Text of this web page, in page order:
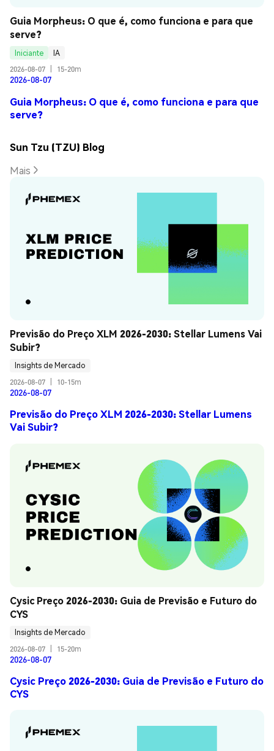
Guia Morpheus: O que é, como funciona e para que
serve?
Iniciante
IA
2026-08-07
15-20m
2026-08-07
Guia Morpheus: O que é, como funciona e para que
serve?
Sun Tzu (TZU) Blog
Mais
Previsão do Preço XLM 2026-2030: Stellar Lumens Vai
Subir?
Insights de Mercado
2026-08-07
10-15m
2026-08-07
Previsão do Preço XLM 2026-2030: Stellar Lumens
Vai Subir?
Cysic Preço 2026-2030: Guia de Previsão e Futuro do
CYS
Insights de Mercado
2026-08-07
15-20m
2026-08-07
Cysic Preço 2026-2030: Guia de Previsão e Futuro do
CYS